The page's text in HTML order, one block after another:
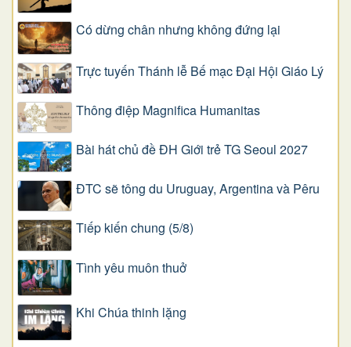
Có dừng chân nhưng không đứng lại
Trực tuyến Thánh lễ Bế mạc Đại Hội Giáo Lý
Thông điệp Magnifica Humanitas
Bài hát chủ đề ĐH Giới trẻ TG Seoul 2027
ĐTC sẽ tông du Uruguay, Argentina và Pêru
Tiếp kiến chung (5/8)
Tình yêu muôn thuở
Khi Chúa thinh lặng